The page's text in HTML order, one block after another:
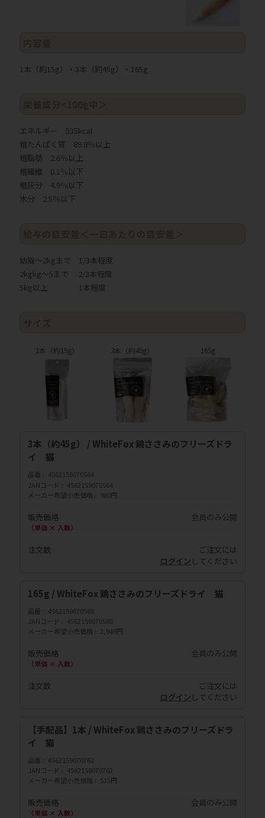
1本（約15g）・3本（約45g）・165g
エネルギー 535kcal
粗たんぱく質 89.8％以上
粗脂肪 2.6％以上
粗繊維 0.1％以下
粗灰分 4.9％以下
水分 2.5％以下
幼猫～2kgまで 1/3本程度
2kgkg～5まで 2/3本程度
5kg以上 1本程度
1本（約15g） 3本（約45g） 165g
3本（約45g） / WhiteFox 鶏ささみのフリーズドラ
イ 猫
品番
4562159070564
JANコード
4562159070564
メーカー希望小売価格
980円
販売価格
（単価 × 入数）
会員のみ公開
注文数
ご注文には
ログイン してください
165g / WhiteFox 鶏ささみのフリーズドライ 猫
品番
4562159070588
JANコード
4562159070588
メーカー希望小売価格
2,940円
販売価格
（単価 × 入数）
会員のみ公開
注文数
ご注文には
ログイン してください
【手配品】1本 / WhiteFox 鶏ささみのフリーズドラ
イ 猫
品番
4562159070762
JANコード
4562159070762
メーカー希望小売価格
515円
販売価格
（単価 × 入数）
会員のみ公開